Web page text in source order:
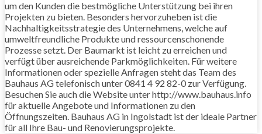
um den Kunden die bestmögliche Unterstützung bei ihren
Projekten zu bieten. Besonders hervorzuheben ist die
Nachhaltigkeitsstrategie des Unternehmens, welche auf
umweltfreundliche Produkte und ressourcenschonende
Prozesse setzt. Der Baumarkt ist leicht zu erreichen und
verfügt über ausreichende Parkmöglichkeiten. Für weitere
Informationen oder spezielle Anfragen steht das Team des
Bauhaus AG telefonisch unter 0841 4 92 82-0 zur Verfügung.
Besuchen Sie auch die Website unter http://www.bauhaus.info
für aktuelle Angebote und Informationen zu den
Öffnungszeiten. Bauhaus AG in Ingolstadt ist der ideale Partner
für all Ihre Bau- und Renovierungsprojekte.